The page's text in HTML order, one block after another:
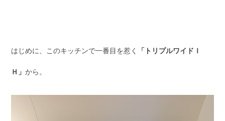
はじめに、このキッチンで一番目を惹く 「トリプルワイドＩ
Ｈ」から。